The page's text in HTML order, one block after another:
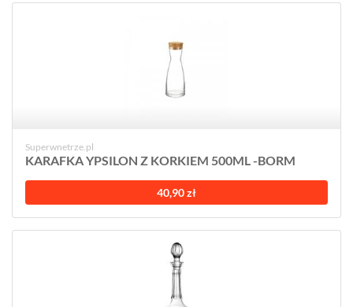
Superwnetrze.pl
KARAFKA YPSILON Z KORKIEM 500ML -BORM
40,90 zł